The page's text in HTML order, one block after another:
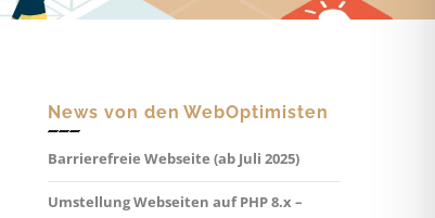
News von den WebOptimisten
Barrierefreie Webseite (ab Juli 2025)
Umstellung Webseiten auf PHP 8.x –